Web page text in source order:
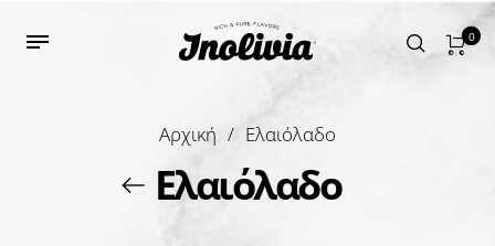
0
Αρχική / Ελαιόλαδο
Ελαιόλαδο